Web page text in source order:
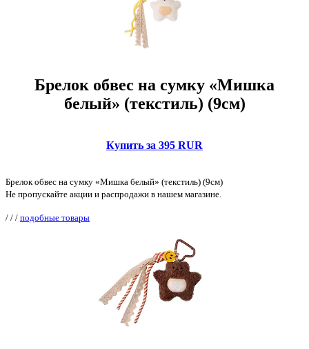
Брелок обвес на сумку «Мишка
белый» (текстиль) (9см)
Купить за 395 RUR
Брелок обвес на сумку «Мишка белый» (текстиль) (9см)
Не пропускайте акции и распродажи в нашем магазине.
/ / / подобные товары